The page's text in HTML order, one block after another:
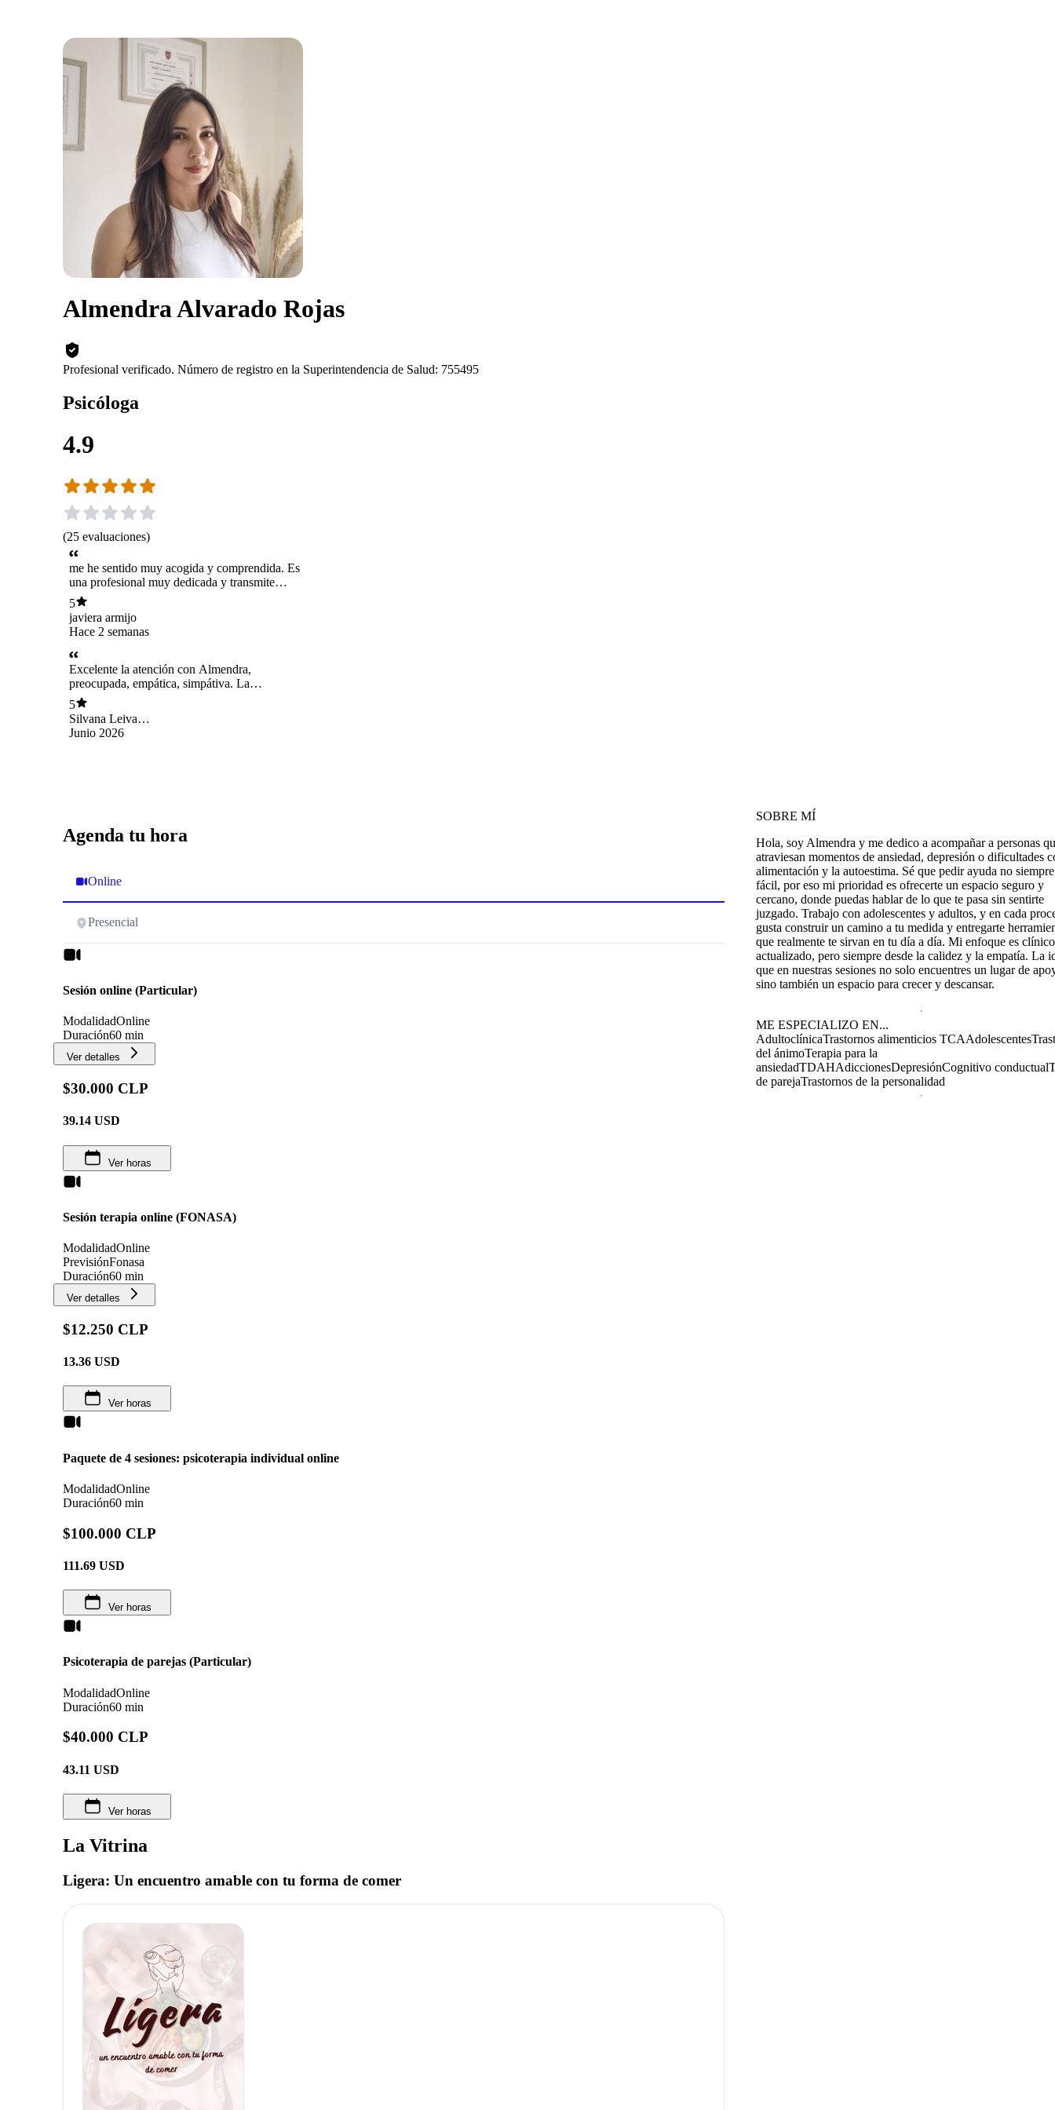
Almendra Alvarado Rojas
Profesional verificado. Número de registro en la Superintendencia de Salud: 755495
Psicóloga
4.9
(25 evaluaciones)
me he sentido muy acogida y comprendida. Es
una profesional muy dedicada y transmite
mucha confianza !! Es secaaa!! Estoy feliz de
haber comenzado este proceso con ella, la
recomiendo al 1000%
5
javiera armijo
Hace 2 semanas
Excelente la atención con Almendra,
preocupada, empática, simpátiva. La
recomiendo 100%
5
Silvana Leiva
Jimenez
Junio 2026
Agenda tu hora
Online
Presencial
Sesión online (Particular)
ModalidadOnline
Duración60 min
Ver detalles
$30.000 CLP
39.14 USD
Ver horas
Sesión terapia online (FONASA)
ModalidadOnline
PrevisiónFonasa
Duración60 min
Ver detalles
$12.250 CLP
13.36 USD
Ver horas
Paquete de 4 sesiones: psicoterapia individual online
ModalidadOnline
Duración60 min
$100.000 CLP
111.69 USD
Ver horas
Psicoterapia de parejas (Particular)
ModalidadOnline
Duración60 min
$40.000 CLP
43.11 USD
Ver horas
La Vitrina
Ligera: Un encuentro amable con tu forma de comer
SOBRE MÍ
Hola, soy Almendra y me dedico a acompañar a personas
atraviesan momentos de ansiedad, depresión o dificultades
alimentación y la autoestima. Sé que pedir ayuda no
fácil, por eso mi prioridad es ofrecerte un espacio seguro y
cercano, donde puedas hablar de lo que te pasa sin sentirte
juzgado. Trabajo con adolescentes y adultos, y en cada
gusta construir un camino a tu medida y entregarte
que realmente te sirvan en tu día a día. Mi enfoque es
actualizado, pero siempre desde la calidez y la empatía. La
que en nuestras sesiones no solo encuentres un lugar de
sino también un espacio para crecer y descansar.
ME ESPECIALIZO EN...
AdultoclínicaTrastornos alimenticios TCAAdolescentes
del ánimoTerapia para la
ansiedadTDAHAdiccionesDepresiónCognitivo conductual
de parejaTrastornos de la personalidad